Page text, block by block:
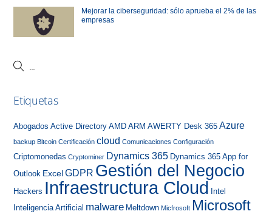
Mejorar la ciberseguridad: sólo aprueba el 2% de las
empresas
Etiquetas
Abogados Active Directory AMD ARM AWERTY Desk 365 Azure
backup Bitcoin Certificación cloud Comunicaciones Configuración
Criptomonedas Cryptominer Dynamics 365 Dynamics 365 App for
Outlook Excel GDPR Gestión del Negocio
Hackers Infraestructura Cloud Intel
Inteligencia Artificial malware Meltdown Micfrosoft Microsoft